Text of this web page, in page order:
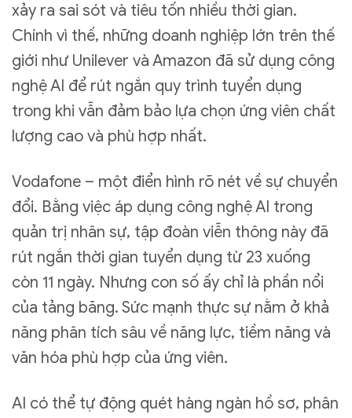
xảy ra sai sót và tiêu tốn nhiều thời gian.
Chính vì thế, những doanh nghiệp lớn trên thế
giới như Unilever và Amazon đã sử dụng công
nghệ AI để rút ngắn quy trình tuyển dụng
trong khi vẫn đảm bảo lựa chọn ứng viên chất
lượng cao và phù hợp nhất.
Vodafone – một điển hình rõ nét về sự chuyển
đổi. Bằng việc áp dụng công nghệ AI trong
quản trị nhân sự, tập đoàn viễn thông này đã
rút ngắn thời gian tuyển dụng từ 23 xuống
còn 11 ngày. Nhưng con số ấy chỉ là phần nổi
của tảng băng. Sức mạnh thực sự nằm ở khả
năng phân tích sâu về năng lực, tiềm năng và
văn hóa phù hợp của ứng viên.
AI có thể tự động quét hàng ngàn hồ sơ, phân